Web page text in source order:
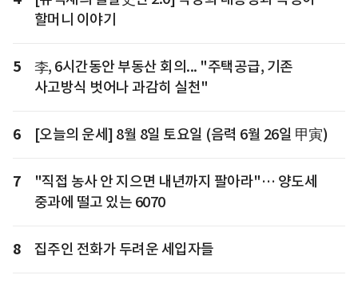
할머니 이야기
5
李, 6시간동안 부동산 회의... "주택공급, 기존
사고방식 벗어나 과감히 실천"
6 [오늘의 운세] 8월 8일 토요일 (음력 6월 26일 甲寅)
7
"직접 농사 안 지으면 내년까지 팔아라"… 양도세
중과에 떨고 있는 6070
8 집주인 전화가 두려운 세입자들